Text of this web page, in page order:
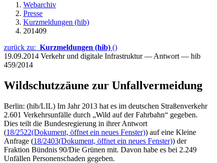
Webarchiv
Presse
Kurzmeldungen (hib)
201409
zurück zu: Kurzmeldungen (hib) ()
19.09.2014 Verkehr und digitale Infrastruktur — Antwort — hib
459/2014
Wildschutzzäune zur Unfallvermeidung
Berlin: (hib/LIL) Im Jahr 2013 hat es im deutschen Straßenverkehr
2.601 Verkehrsunfälle durch „Wild auf der Fahrbahn“ gegeben.
Dies teilt die Bundesregierung in ihrer Antwort
(18/2522(Dokument, öffnet ein neues Fenster)) auf eine Kleine
Anfrage (18/2403(Dokument, öffnet ein neues Fenster)) der
Fraktion Bündnis 90/Die Grünen mit. Davon habe es bei 2.249
Unfällen Personenschaden gegeben.